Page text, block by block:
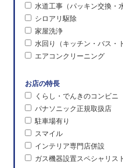
水道工事（パッキン交換・
シロアリ駆除
家屋洗浄
水回り（キッチン・バス・
エアコンクリーニング
お店の特長
くらし・でんきのコンビニ
パナソニック正規取扱店
駐車場有り
スマイル
インテリア専門店併設
ガス機器設置スペシャリス